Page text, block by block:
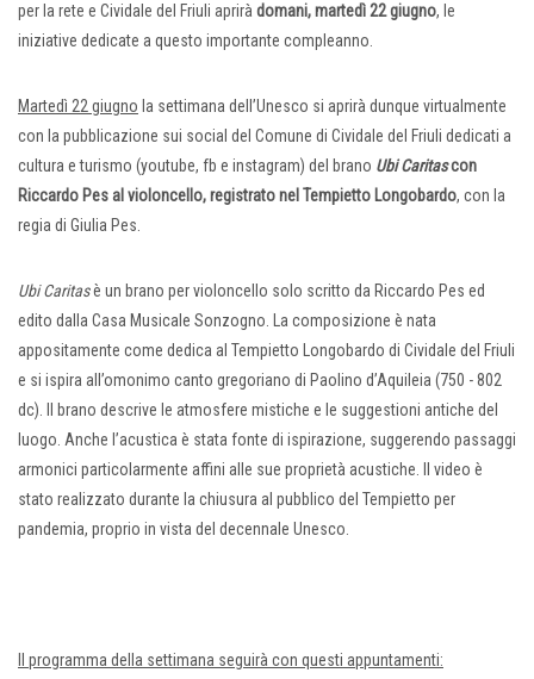
per la rete e Cividale del Friuli aprirà domani, martedì 22 giugno, le
iniziative dedicate a questo importante compleanno.
Martedì 22 giugno la settimana dell’Unesco si aprirà dunque virtualmente
con la pubblicazione sui social del Comune di Cividale del Friuli dedicati a
cultura e turismo (youtube, fb e instagram) del brano Ubi Caritascon
Riccardo Pes al violoncello, registrato nel Tempietto Longobardo, con la
regia di Giulia Pes.
Ubi Caritasè un brano per violoncello solo scritto da Riccardo Pes ed
edito dalla Casa Musicale Sonzogno. La composizione è nata
appositamente come dedica al Tempietto Longobardo di Cividale del Friuli
e si ispira all’omonimo canto gregoriano di Paolino d’Aquileia (750 - 802
dc). Il brano descrive le atmosfere mistiche e le suggestioni antiche del
luogo. Anche l’acustica è stata fonte di ispirazione, suggerendo passaggi
armonici particolarmente affini alle sue proprietà acustiche. Il video è
stato realizzato durante la chiusura al pubblico del Tempietto per
pandemia, proprio in vista del decennale Unesco.
Il programma della settimana seguirà con questi appuntamenti: